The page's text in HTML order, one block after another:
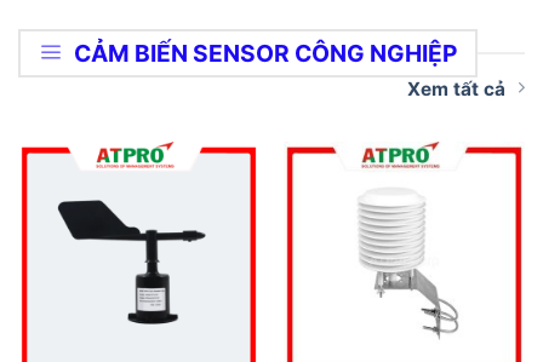
CẢM BIẾN SENSOR CÔNG NGHIỆP
Xem tất cả